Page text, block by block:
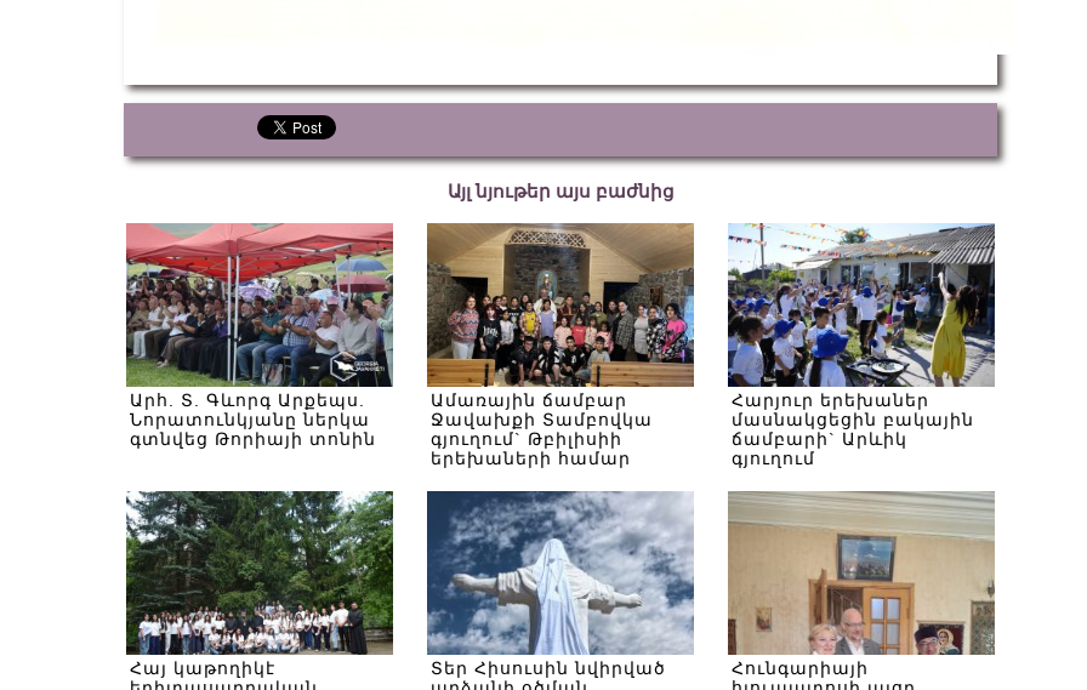
Այլ նյութեր այս բաժնից
Արհ. Տ. Գևորգ Արքեպս.
Նորատունկյանը ներկա
գտնվեց Թորիայի տոնին
Ամառային ճամբար
Ջավախքի Տամբովկա
գյուղում` Թբիլիսիի
երեխաների համար
Հարյուր երեխաներ
մասնակցեցին բակային
ճամբարի` Արևիկ
գյուղում
Հայ կաթողիկէ
Տեր Հիսուսին նվիրված
Հունգարիայի